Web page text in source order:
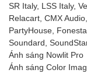
SR Italy, LSS Italy,
Relacart, CMX
PartyHouse,
Soundard,
Ánh sáng Nowlit Pro
Ánh sáng Color